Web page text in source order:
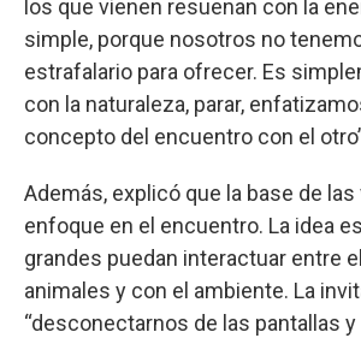
los que vienen resuenan con la
simple, porque nosotros no
estrafalario para ofrecer. Es
con la naturaleza, parar,
concepto del encuentro con el
Además, explicó que la base de
enfoque en el encuentro. La idea
grandes puedan interactuar entre
animales y con el ambiente. La
“desconectarnos de las pantallas